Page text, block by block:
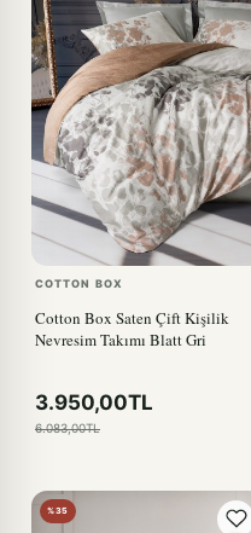
COTTON BOX
Cotton Box Saten Çift Kişilik
Nevresim Takımı Blatt Gri
3.950,00TL
6.083,00TL
%35